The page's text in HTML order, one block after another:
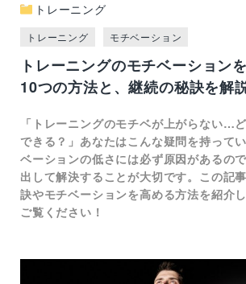
トレーニング
トレーニング モチベーション
トレーニングのモチベーション
10つの方法と、継続の秘訣を解
「トレーニングのモチベが上がらない…
できる？」あなたはこんな疑問を持って
ベーションの低さには必ず原因があるの
出して解決することが大切です。この記
訣やモチベーションを高める方法を紹介
ご覧ください！